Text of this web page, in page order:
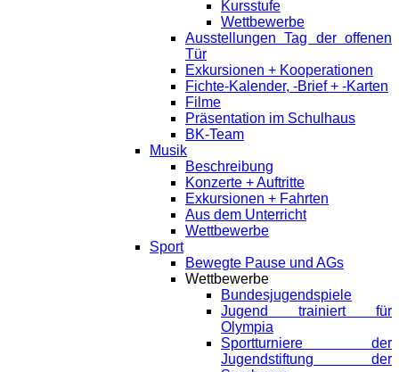
Kursstufe
Wettbewerbe
Ausstellungen Tag der offenen
Tür
Exkursionen + Kooperationen
Fichte-Kalender, -Brief + -Karten
Filme
Präsentation im Schulhaus
BK-Team
Musik
Beschreibung
Konzerte + Auftritte
Exkursionen + Fahrten
Aus dem Unterricht
Wettbewerbe
Sport
Bewegte Pause und AGs
Wettbewerbe
Bundesjugendspiele
Jugend trainiert für
Olympia
Sportturniere der
Jugendstiftung der